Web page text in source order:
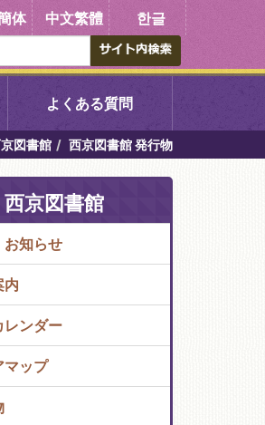
体 中文繁體 한글
中央図書館
山図書館
院図書館
図書館
ュニティプラザ深草
館
よくある質問
図書館 西京図書館 発行物
西京図書館
お知らせ
内
レンダー
マップ